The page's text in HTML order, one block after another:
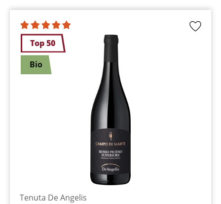
Top 50
Bio
Tenuta De Angelis